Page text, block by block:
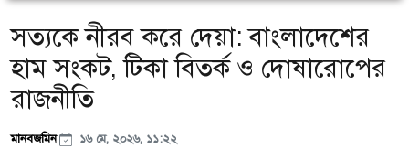
সত্যকে নীরব করে দেয়া: বাংলাদেশের
হাম সংকট, টিকা বিতর্ক ও দোষারোপের
রাজনীতি
মানবজমিন ১৬ মে, ২০২৬, ১১:২২